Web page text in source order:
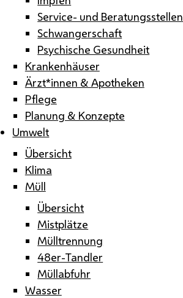
Service- und Beratungsstellen
Schwangerschaft
Psychische Gesundheit
Krankenhäuser
Ärzt*innen & Apotheken
Pflege
Planung & Konzepte
Umwelt
Übersicht
Klima
Müll
Übersicht
Mistplätze
Mülltrennung
48er-Tandler
Müllabfuhr
Wasser